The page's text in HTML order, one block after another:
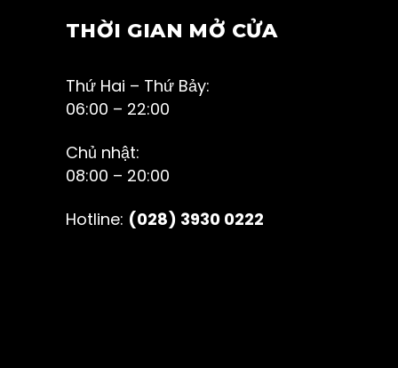
THỜI GIAN MỞ CỬA
Thứ Hai – Thứ Bảy:
06:00 – 22:00
Chủ nhật:
08:00 – 20:00
Hotline: (028) 3930 0222